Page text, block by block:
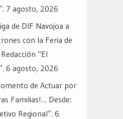
7 agosto, 2026
de DIF Navojoa a
con la Feria de
“El
6 agosto, 2026
de Actuar por
Familias!… Desde:
Regional”. 6